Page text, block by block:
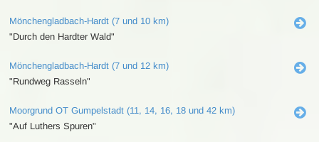
Mönchengladbach-Hardt (7 und 10 km)
"Durch den Hardter Wald"
Mönchengladbach-Hardt (7 und 12 km)
"Rundweg Rasseln"
Moorgrund OT Gumpelstadt (11, 14, 16, 18 und 42 km)
"Auf Luthers Spuren"